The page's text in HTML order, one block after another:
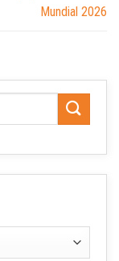
Mundial 2026